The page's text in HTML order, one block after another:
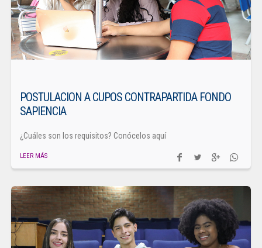
POSTULACION A CUPOS CONTRAPARTIDA FONDO
SAPIENCIA
¿Cuáles son los requisitos? Conócelos aquí
LEER MÁS